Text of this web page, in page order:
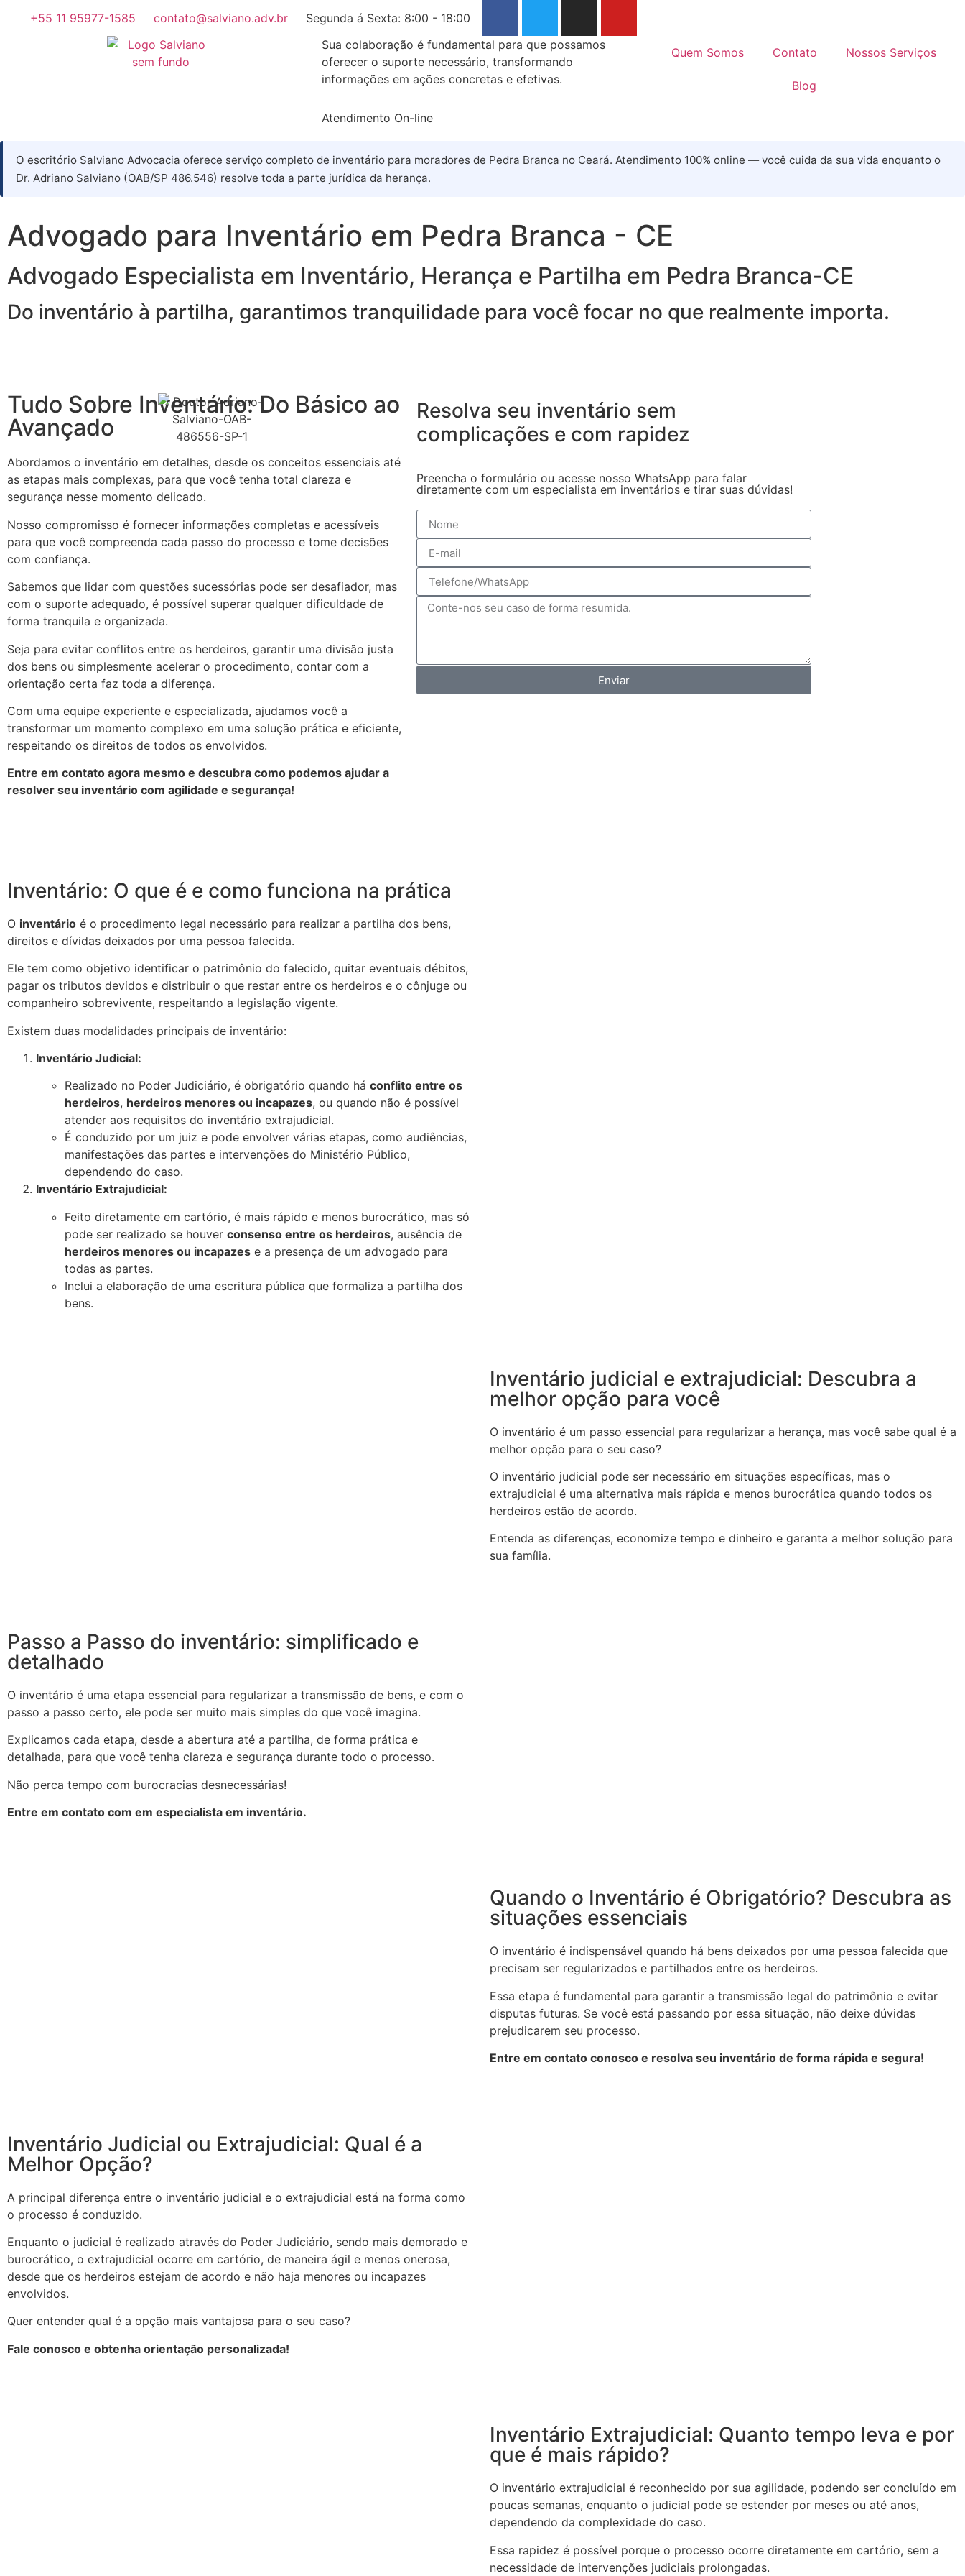
+55 11 95977-1585 contato@salviano.adv.br
Segunda á Sexta: 8:00 - 18:00
Sua colaboração é fundamental para que possamos
oferecer o suporte necessário, transformando
informações em ações concretas e efetivas.
Atendimento On-line
Quem Somos Contato Nossos Serviços
Blog
O escritório Salviano Advocacia oferece serviço completo de inventário para moradores de Pedra Branca no Ceará. Atendimento 100% online — você cuida da sua vida enquanto o
Dr. Adriano Salviano (OAB/SP 486.546) resolve toda a parte jurídica da herança.
Advogado para Inventário em Pedra Branca - CE
Advogado Especialista em Inventário, Herança e Partilha em Pedra Branca-CE
Do inventário à partilha, garantimos tranquilidade para você focar no que realmente importa.
Tudo Sobre Inventário: Do Básico ao
Avançado
Abordamos o inventário em detalhes, desde os conceitos essenciais até
as etapas mais complexas, para que você tenha total clareza e
segurança nesse momento delicado.
Nosso compromisso é fornecer informações completas e acessíveis
para que você compreenda cada passo do processo e tome decisões
com confiança.
Sabemos que lidar com questões sucessórias pode ser desafiador, mas
com o suporte adequado, é possível superar qualquer dificuldade de
forma tranquila e organizada.
Seja para evitar conflitos entre os herdeiros, garantir uma divisão justa
dos bens ou simplesmente acelerar o procedimento, contar com a
orientação certa faz toda a diferença.
Com uma equipe experiente e especializada, ajudamos você a
transformar um momento complexo em uma solução prática e eficiente,
respeitando os direitos de todos os envolvidos.
Entre em contato agora mesmo e descubra como podemos ajudar a
resolver seu inventário com agilidade e segurança!
Resolva seu inventário sem
complicações e com rapidez
Preencha o formulário ou acesse nosso WhatsApp para falar
diretamente com um especialista em inventários e tirar suas dúvidas!
Enviar
Inventário: O que é e como funciona na prática
O inventário é o procedimento legal necessário para realizar a partilha dos bens,
direitos e dívidas deixados por uma pessoa falecida.
Ele tem como objetivo identificar o patrimônio do falecido, quitar eventuais débitos,
pagar os tributos devidos e distribuir o que restar entre os herdeiros e o cônjuge ou
companheiro sobrevivente, respeitando a legislação vigente.
Existem duas modalidades principais de inventário:
Inventário Judicial:
Realizado no Poder Judiciário, é obrigatório quando há conflito entre os
herdeiros, herdeiros menores ou incapazes, ou quando não é possível
atender aos requisitos do inventário extrajudicial.
É conduzido por um juiz e pode envolver várias etapas, como audiências,
manifestações das partes e intervenções do Ministério Público,
dependendo do caso.
Inventário Extrajudicial:
Feito diretamente em cartório, é mais rápido e menos burocrático, mas só
pode ser realizado se houver consenso entre os herdeiros, ausência de
herdeiros menores ou incapazes e a presença de um advogado para
todas as partes.
Inclui a elaboração de uma escritura pública que formaliza a partilha dos
bens.
Inventário judicial e extrajudicial: Descubra a
melhor opção para você
O inventário é um passo essencial para regularizar a herança, mas você sabe qual é a
melhor opção para o seu caso?
O inventário judicial pode ser necessário em situações específicas, mas o
extrajudicial é uma alternativa mais rápida e menos burocrática quando todos os
herdeiros estão de acordo.
Entenda as diferenças, economize tempo e dinheiro e garanta a melhor solução para
sua família.
Passo a Passo do inventário: simplificado e
detalhado
O inventário é uma etapa essencial para regularizar a transmissão de bens, e com o
passo a passo certo, ele pode ser muito mais simples do que você imagina.
Explicamos cada etapa, desde a abertura até a partilha, de forma prática e
detalhada, para que você tenha clareza e segurança durante todo o processo.
Não perca tempo com burocracias desnecessárias!
Entre em contato com em especialista em inventário.
Quando o Inventário é Obrigatório? Descubra as
situações essenciais
O inventário é indispensável quando há bens deixados por uma pessoa falecida que
precisam ser regularizados e partilhados entre os herdeiros.
Essa etapa é fundamental para garantir a transmissão legal do patrimônio e evitar
disputas futuras. Se você está passando por essa situação, não deixe dúvidas
prejudicarem seu processo.
Entre em contato conosco e resolva seu inventário de forma rápida e segura!
Inventário Judicial ou Extrajudicial: Qual é a
Melhor Opção?
A principal diferença entre o inventário judicial e o extrajudicial está na forma como
o processo é conduzido.
Enquanto o judicial é realizado através do Poder Judiciário, sendo mais demorado e
burocrático, o extrajudicial ocorre em cartório, de maneira ágil e menos onerosa,
desde que os herdeiros estejam de acordo e não haja menores ou incapazes
envolvidos.
Quer entender qual é a opção mais vantajosa para o seu caso?
Fale conosco e obtenha orientação personalizada!
Inventário Extrajudicial: Quanto tempo leva e por
que é mais rápido?
O inventário extrajudicial é reconhecido por sua agilidade, podendo ser concluído em
poucas semanas, enquanto o judicial pode se estender por meses ou até anos,
dependendo da complexidade do caso.
Essa rapidez é possível porque o processo ocorre diretamente em cartório, sem a
necessidade de intervenções judiciais prolongadas.